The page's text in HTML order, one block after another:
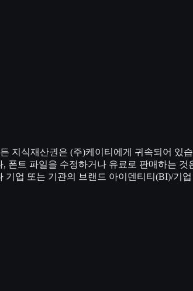
지식재산권은 (주)케이티에게 귀속되어 있
폰트 파일을 수정하거나 유료로 판매하는
업 또는 기관의 브랜드 아이덴티티(BI)/기